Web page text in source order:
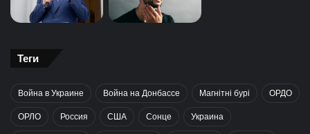
Теги
Война в Украине Война на Донбассе Магнітні бурі ОРДО
ОРЛО Россия США Сонце Украина